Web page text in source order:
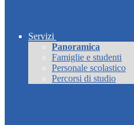
Servizi
Panoramica
Famiglie e studenti
Personale scolastico
Percorsi di studio